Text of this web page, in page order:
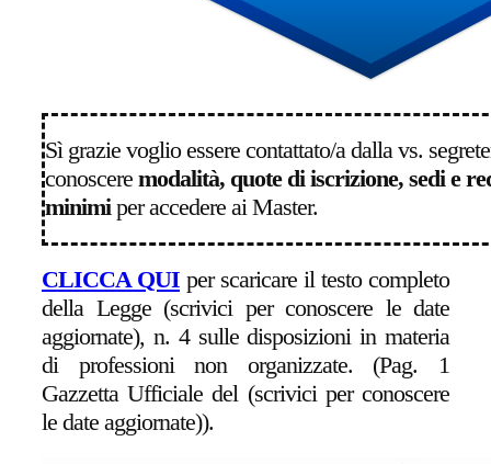
Sì grazie voglio essere contattato/a dalla vs.
conoscere modalità, quote di iscrizione, sedi e
minimiper accedere ai Master.
CLICCA QUI per scaricare il testo completo
della Legge (scrivici per conoscere le date
aggiornate), n. 4 sulle disposizioni in materia
di professioni non organizzate. (Pag. 1
Gazzetta Ufficiale del (scrivici per conoscere
le date aggiornate)).